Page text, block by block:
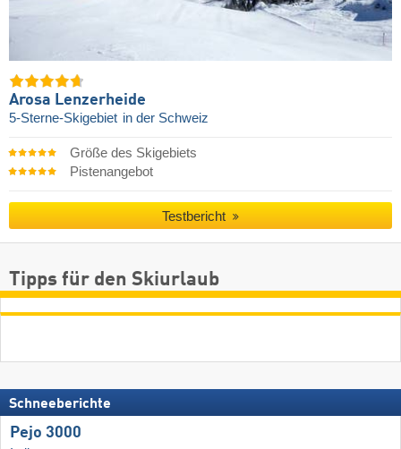
Arosa Lenzerheide
5-Sterne-Skigebiet in der Schweiz
Größe des Skigebiets
Pistenangebot
Testbericht
Tipps für den Skiurlaub
Schneeberichte
Pejo 3000